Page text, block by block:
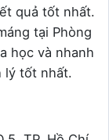
quả tốt nhất.
tại Phòng
học và nhanh
lý tốt nhất.